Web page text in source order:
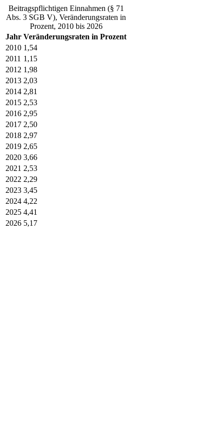
Beitragspflichtigen Einnahmen (§ 71
Abs. 3 SGB V), Veränderungsraten in
Prozent, 2010 bis 2026
Jahr Veränderungsraten in Prozent
2010 1,54
2011 1,15
2012 1,98
2013 2,03
2014 2,81
2015 2,53
2016 2,95
2017 2,50
2018 2,97
2019 2,65
2020 3,66
2021 2,53
2022 2,29
2023 3,45
2024 4,22
2025 4,41
2026 5,17